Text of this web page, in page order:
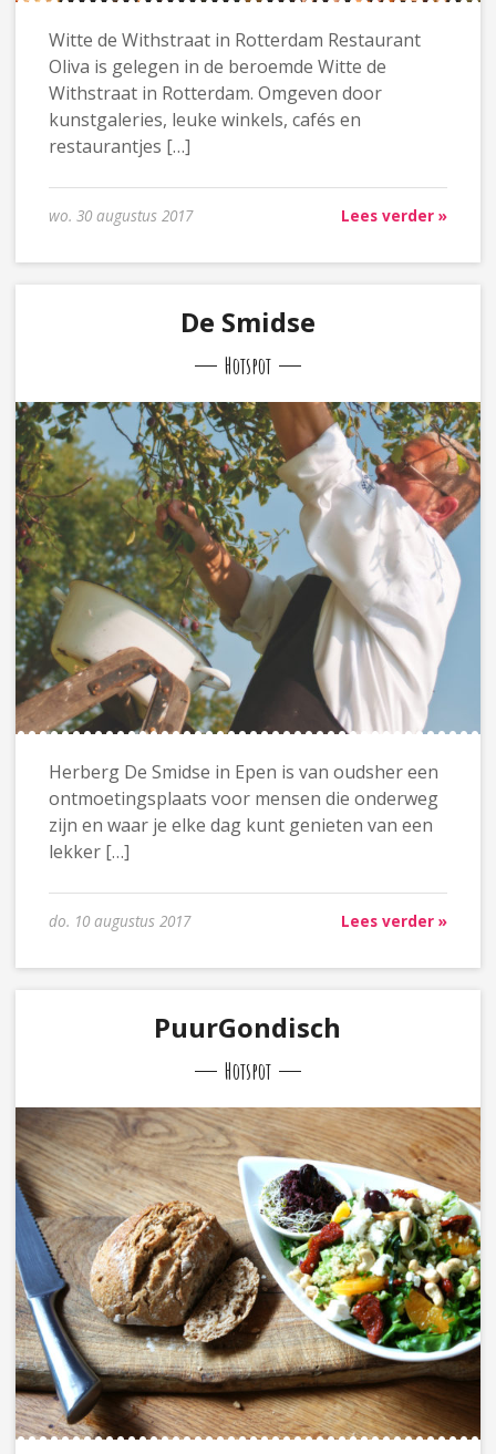
Witte de Withstraat in Rotterdam Restaurant
Oliva is gelegen in de beroemde Witte de
Withstraat in Rotterdam. Omgeven door
kunstgaleries, leuke winkels, cafés en
restaurantjes […]
wo. 30 augustus 2017 Lees verder »
De Smidse
Hotspot
Herberg De Smidse in Epen is van oudsher een
ontmoetingsplaats voor mensen die onderweg
zijn en waar je elke dag kunt genieten van een
lekker […]
do. 10 augustus 2017 Lees verder »
PuurGondisch
Hotspot